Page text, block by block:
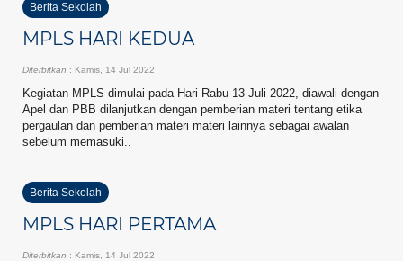
Berita Sekolah
MPLS HARI KEDUA
Diterbitkan : Kamis, 14 Jul 2022
Kegiatan MPLS dimulai pada Hari Rabu 13 Juli 2022, diawali dengan
Apel dan PBB dilanjutkan dengan pemberian materi tentang etika
pergaulan dan pemberian materi materi lainnya sebagai awalan
sebelum memasuki..
Berita Sekolah
MPLS HARI PERTAMA
Diterbitkan : Kamis, 14 Jul 2022